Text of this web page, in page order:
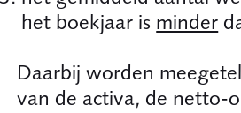
het boekjaar is minder
Daarbij worden
van de activa, de netto-